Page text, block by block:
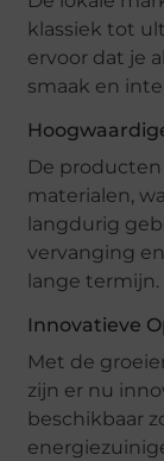
klassiek tot
ervoor dat je
smaak en
De
materialen,
langdurig
vervanging
lange termijn.
Innovatieve
Met de
zijn er nu
beschikbaar